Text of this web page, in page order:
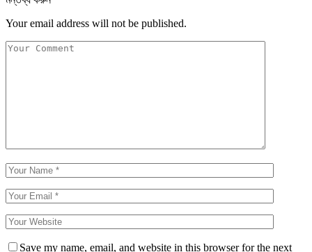
Your email address will not be published.
Save my name, email, and website in this browser for the next